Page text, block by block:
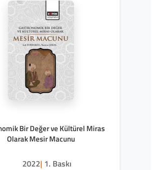
Bir Değer ve Kültürel Miras
Olarak Mesir Macunu
2022| 1. Baskı